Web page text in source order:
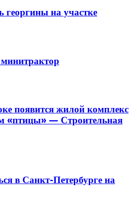
георгины на участке
появится жилой комплекс
«птицы» — Строительная
в Санкт-Петербурге на